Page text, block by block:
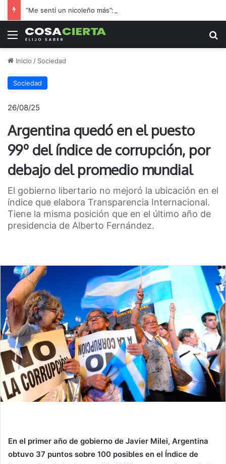
Menú
Inicio / Sociedad
Sociedad
26/08/25
Argentina quedó en el puesto
99º del índice de corrupción, por
debajo del promedio mundial
El gobierno libertario no mejoró la ubicación en el
índice que elabora Transparencia Internacional.
Tiene la misma posición que en el último año de
presidencia de Alberto Fernández.
En el primer año de gobierno de Javier Milei, Argentina
obtuvo 37 puntos sobre 100 posibles en el Índice de